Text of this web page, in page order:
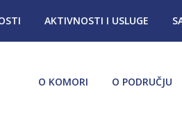
AKTIVNOSTI I USLUGE
O KOMORI O PODRUČJU